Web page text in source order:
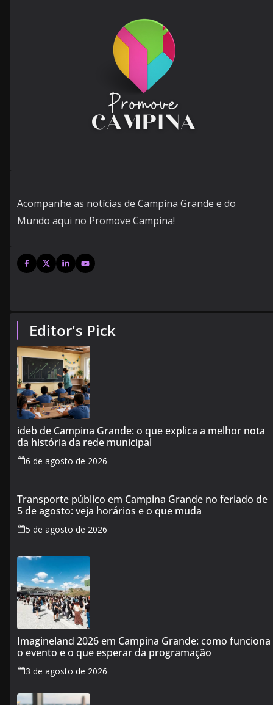
Acompanhe as notícias de Campina Grande e do
Mundo aqui no Promove Campina!
Editor's Pick
ideb de Campina Grande: o que explica a melhor nota
da história da rede municipal
6 de agosto de 2026
Transporte público em Campina Grande no feriado de
5 de agosto: veja horários e o que muda
5 de agosto de 2026
Imagineland 2026 em Campina Grande: como funciona
o evento e o que esperar da programação
3 de agosto de 2026